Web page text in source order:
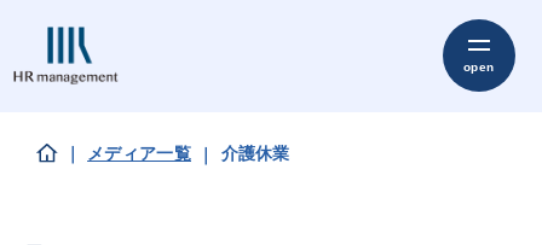
メディア一覧 介護休業